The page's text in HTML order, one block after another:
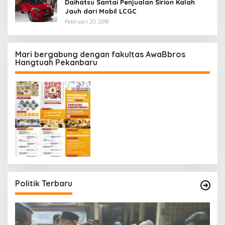
Daihatsu Santai Penjualan Sirion Kalah
Jauh dari Mobil LCGC
Februari 20, 2018
Mari bergabung dengan fakultas AwaBbros
Hangtuah Pekanbaru
Politik Terbaru